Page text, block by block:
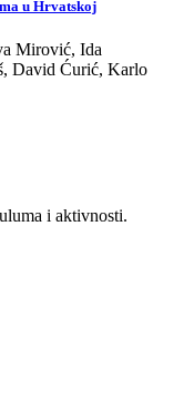
u Hrvatskoj
Mirović, Ida
David Ćurić, Karlo
i aktivnosti.